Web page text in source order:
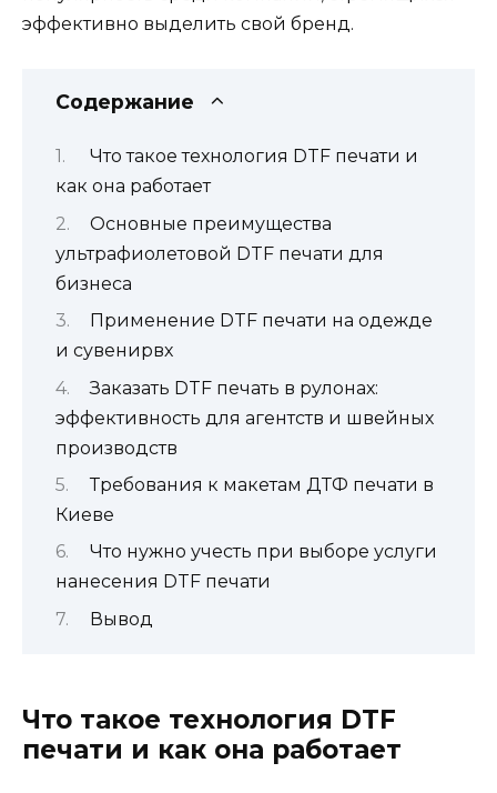
эффективно выделить свой бренд.
Содержание
Что такое технология DTF печати и
как она работает
Основные преимущества
ультрафиолетовой DTF печати для
бизнеса
Применение DTF печати на одежде
и сувенирвх
Заказать DTF печать в рулонах:
эффективность для агентств и швейных
производств
Требования к макетам ДТФ печати в
Киеве
Что нужно учесть при выборе услуги
нанесения DTF печати
Вывод
Что такое технология DTF
печати и как она работает